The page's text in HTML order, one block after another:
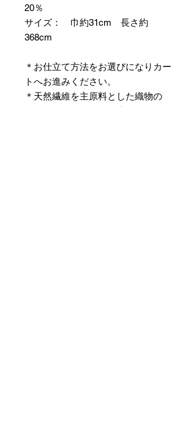
20％
サイズ： 巾約31cm 長さ約
368cm
＊お仕立て方法をお選びになりカー
トへお進みください。
＊天然繊維を主原料とした織物の